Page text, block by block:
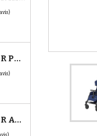
CHAMBRE À AIR POUSSETTE JANÉ SLALOM PRO ET POWERTWIN
CHAMBRE À AIR AVANT POUSSETTE BUGABOO DONKEY